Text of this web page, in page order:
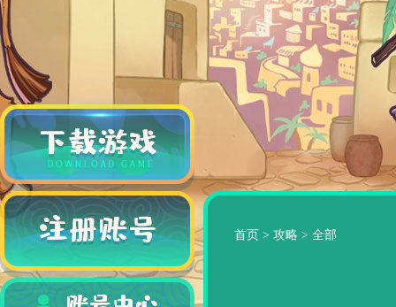
首页 > 攻略 > 全部